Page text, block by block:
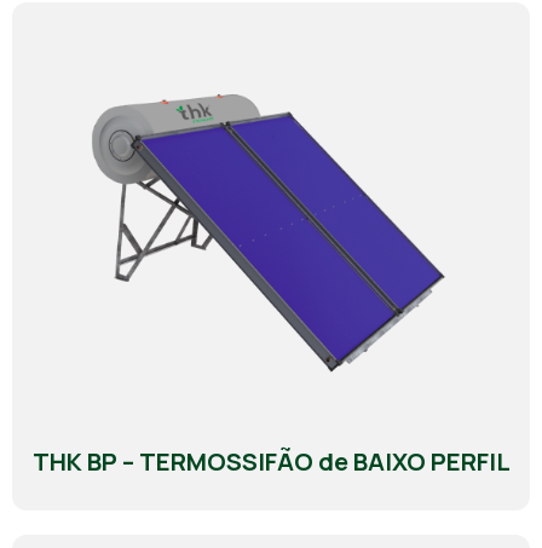
THK BP – TERMOSSIFÃO de BAIXO PERFIL